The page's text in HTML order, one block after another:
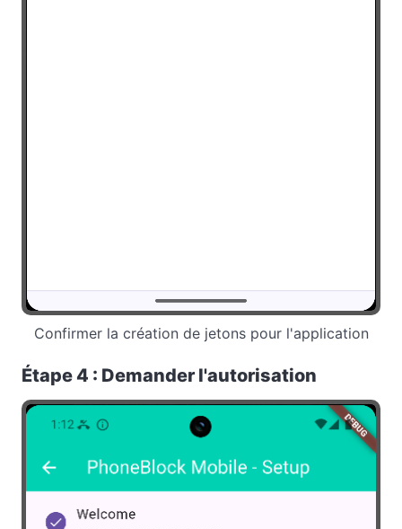
Confirmer la création de jetons pour l'application
Étape 4 : Demander l'autorisation